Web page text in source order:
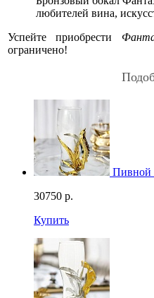
любителей вина,
Успейте приобрести
ограничено!
Пивной
30750 р.
Купить